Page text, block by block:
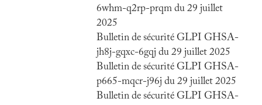
6whm-q2rp-prqm du 29 juillet
2025
Bulletin de sécurité GLPI GHSA-
jh8j-gqxc-6gqj du 29 juillet 2025
Bulletin de sécurité GLPI GHSA-
p665-mqcr-j96j du 29 juillet 2025
Bulletin de sécurité GLPI GHSA-